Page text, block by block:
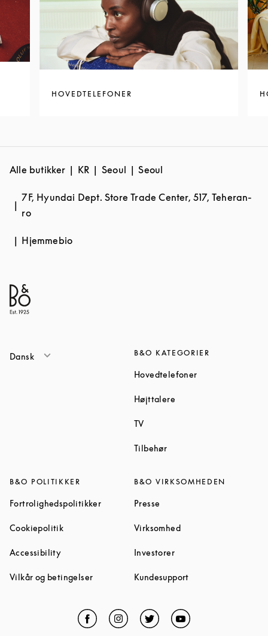
HOVEDTELEFONER
Alle butikker KR Seoul Seoul
7F, Hyundai Dept. Store Trade Center, 517, Teheran-
ro
Hjemmebio
Dansk B&O KATEGORIER
HovedtelefonerLink Opens in
Højttalere
TVLink Opens in New Tab
TilbehørLink Opens in New Tab
B&O POLITIKKER
FortrolighedspolitikkerLink Opens in New Tab
CookiepolitikLink Opens in New Tab
AccessibilityLink Opens in New Tab
Vilkår og betingelserLink Opens in New Tab
B&O VIRKSOMHEDEN
Presse
VirksomhedLink Opens in New
InvestorerLink Opens in New Tab
KundesupportLink Opens in New
Facebook
Link Opens in New Tab
Instagram
Link Opens in New Tab
TwitterLink Opens in New Tab
YouTubeLink Opens in